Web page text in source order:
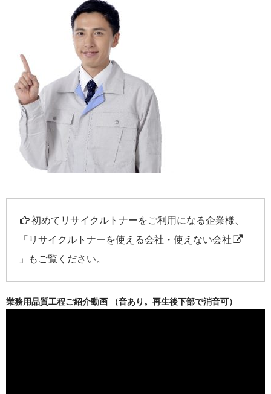
初めてリサイクルトナーをご利用になる企業様、
「 リサイクルトナーを使える会社・使えない会社
」もご覧ください。
業務用品質工程ご紹介動画 （音あり。再生後下部で消音可）